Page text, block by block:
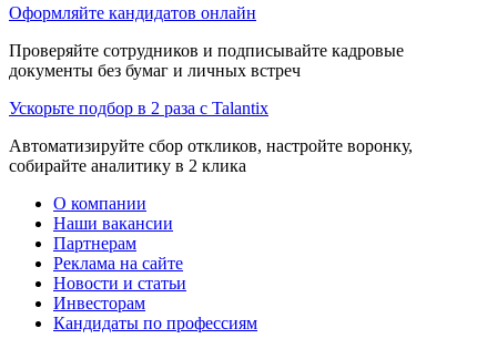
Оформляйте кандидатов онлайн
Проверяйте сотрудников и подписывайте кадровые
документы без бумаг и личных встреч
Ускорьте подбор в 2 раза с Talantix
Автоматизируйте сбор откликов, настройте воронку,
собирайте аналитику в 2 клика
О компании
Наши вакансии
Партнерам
Реклама на сайте
Новости и статьи
Инвесторам
Кандидаты по профессиям